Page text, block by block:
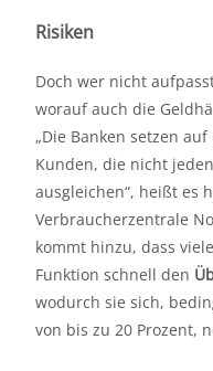
Risiken
Doch wer nicht
worauf auch die
„Die Banken setzen
Kunden, die nicht
ausgleichen“, heißt es
Verbraucherzentrale
kommt hinzu, dass
Funktion schnell den
wodurch sie sich,
von bis zu 20 Prozent,